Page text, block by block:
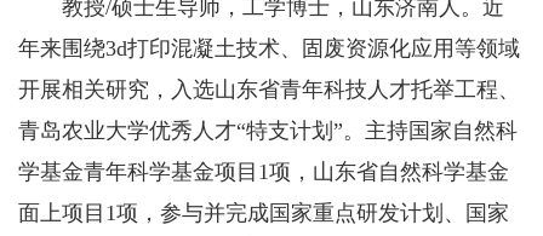
教授/硕士生导师，工学博士，山东济南人。近
年来围绕3d打印混凝土技术、固废资源化应用等领域
开展相关研究，入选山东省青年科技人才托举工程、
青岛农业大学优秀人才“特支计划”。主持国家自然科
学基金青年科学基金项目1项，山东省自然科学基金
面上项目1项，参与并完成国家重点研发计划、国家